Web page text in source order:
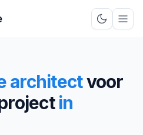
Schakel
architectvoor
in